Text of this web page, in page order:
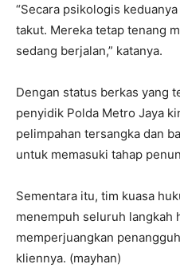
“Secara psikologis
takut. Mereka tetap tenang
sedang berjalan,” katanya.
Dengan status berkas yang
penyidik Polda Metro Jaya
pelimpahan tersangka dan
untuk memasuki tahap
Sementara itu, tim kuasa
menempuh seluruh langkah
memperjuangkan
kliennya. (mayhan)